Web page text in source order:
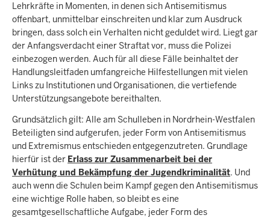
Lehrkräfte in Momenten, in denen sich Antisemitismus
offenbart, unmittelbar einschreiten und klar zum Ausdruck
bringen, dass solch ein Verhalten nicht geduldet wird. Liegt gar
der Anfangsverdacht einer Straftat vor, muss die Polizei
einbezogen werden. Auch für all diese Fälle beinhaltet der
Handlungsleitfaden umfangreiche Hilfestellungen mit vielen
Links zu Institutionen und Organisationen, die vertiefende
Unterstützungsangebote bereithalten.
Grundsätzlich gilt: Alle am Schulleben in Nordrhein-Westfalen
Beteiligten sind aufgerufen, jeder Form von Antisemitismus
und Extremismus entschieden entgegenzutreten. Grundlage
hierfür ist der Erlass zur Zusammenarbeit bei der
Verhütung und Bekämpfung der Jugendkriminalität. Und
auch wenn die Schulen beim Kampf gegen den Antisemitismus
eine wichtige Rolle haben, so bleibt es eine
gesamtgesellschaftliche Aufgabe, jeder Form des